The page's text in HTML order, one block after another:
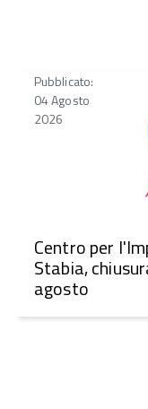
Pubblicato:
04 Agosto
2026
Centro per
Stabia,
agosto